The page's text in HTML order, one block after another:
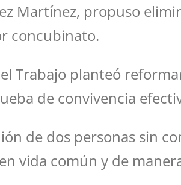
Martínez, propuso
concubinato.
Trabajo planteó
de convivencia
de dos personas sin
vida común y de